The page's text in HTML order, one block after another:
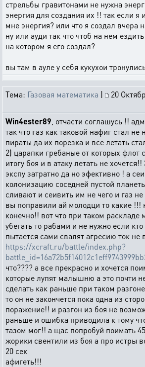
стрельбы гравитонами не нужна
энергия для создания их !! так если я
мне энергия? или что я создал вчера
ну или ауди так что чтоб на нем
на котором я его создал?
вы там в ауле у себя кукухои
Тема: Газовая математика |
20
Win4ester89 , отчасти соглашусь !!
так что газ как таковой нафиг стал не
пираты да их порезка и все летать
2) царапки гребаные от которых флот
итогу боя и в атаку летать не
экспу затратно да но эфективно ! а
колонизацию соседней пустой
сливают и сеивить им не чего и газ
вы поправили ай молодци то какие !!!
конечно!! вот что при таком раскладе
убегать то рабами и не нужно если
пытается сами свалят агресию ток не
https://xcraft.ru/battle/index.php?
что???? а все прекрасно и хочется
которые лупят малышню а это почти
сделать как раньше при таком
то он не закончется пока одна из
поражение!! и разгон из боя не
раньше и ошибка приводила к тому
тазом мог!! а щас попробуй поимать
жорики свентили из боя а про истры
20 сек
афигеть!!!